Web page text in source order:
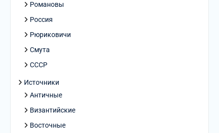
Романовы
Россия
Рюриковичи
Смута
СССР
Источники
Античные
Византийские
Восточные